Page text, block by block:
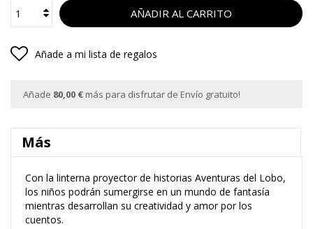
AÑADIR AL CARRITO
Añade a mi lista de regalos
Añade 80,00 € más para disfrutar de Envío gratuito!
Más
Con la linterna proyector de historias Aventuras del Lobo,
los niños podrán sumergirse en un mundo de fantasía
mientras desarrollan su creatividad y amor por los
cuentos.